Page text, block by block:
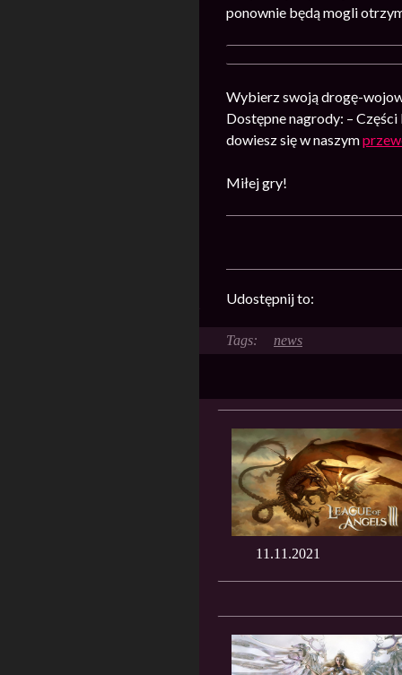
ponownie będą mogli
Wybierz swoją drogę-
Dostępne nagrody: –
dowiesz się w naszym
Miłej gry!
Udostępnij to:
news
11.11.2021